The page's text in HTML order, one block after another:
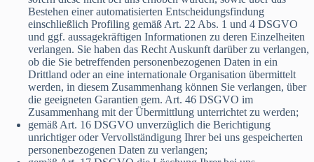
Bestehen einer automatisierten Entscheidungsfindung
einschließlich Profiling gemäß Art. 22 Abs. 1 und 4 DSGVO
und ggf. aussagekräftigen Informationen zu deren Einzelheiten
verlangen. Sie haben das Recht Auskunft darüber zu verlangen,
ob die Sie betreffenden personenbezogenen Daten in ein
Drittland oder an eine internationale Organisation übermittelt
werden, in diesem Zusammenhang können Sie verlangen, über
die geeigneten Garantien gem. Art. 46 DSGVO im
Zusammenhang mit der Übermittlung unterrichtet zu werden;
gemäß Art. 16 DSGVO unverzüglich die Berichtigung
unrichtiger oder Vervollständigung Ihrer bei uns gespeicherten
personenbezogenen Daten zu verlangen;